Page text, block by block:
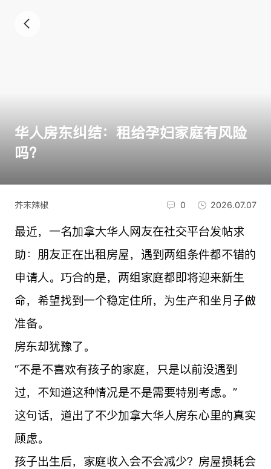
华人房东纠结：租给孕妇家庭有风险
吗？
芥末辣椒 0 2026.07.07
最近，一名加拿大华人网友在社交平台发帖求
助：朋友正在出租房屋，遇到两组条件都不错的
申请人。巧合的是，两组家庭都即将迎来新生
命，希望找到一个稳定住所，为生产和坐月子做
准备。
房东却犹豫了。
“不是不喜欢有孩子的家庭，只是以前没遇到
过，不知道这种情况是不是需要特别考虑。”
这句话，道出了不少加拿大华人房东心里的真实
顾虑。
孩子出生后，家庭收入会不会减少？房屋损耗会